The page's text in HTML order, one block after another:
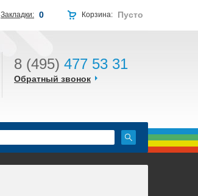
8 (495) 477 53 31
Обратный звонок
Корзина: Пусто
Закладки: 0